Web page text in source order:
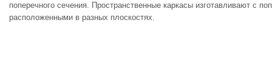
поперечного сечения. Пространственные каркасы изготавливают с
расположенными в разных плоскостях.